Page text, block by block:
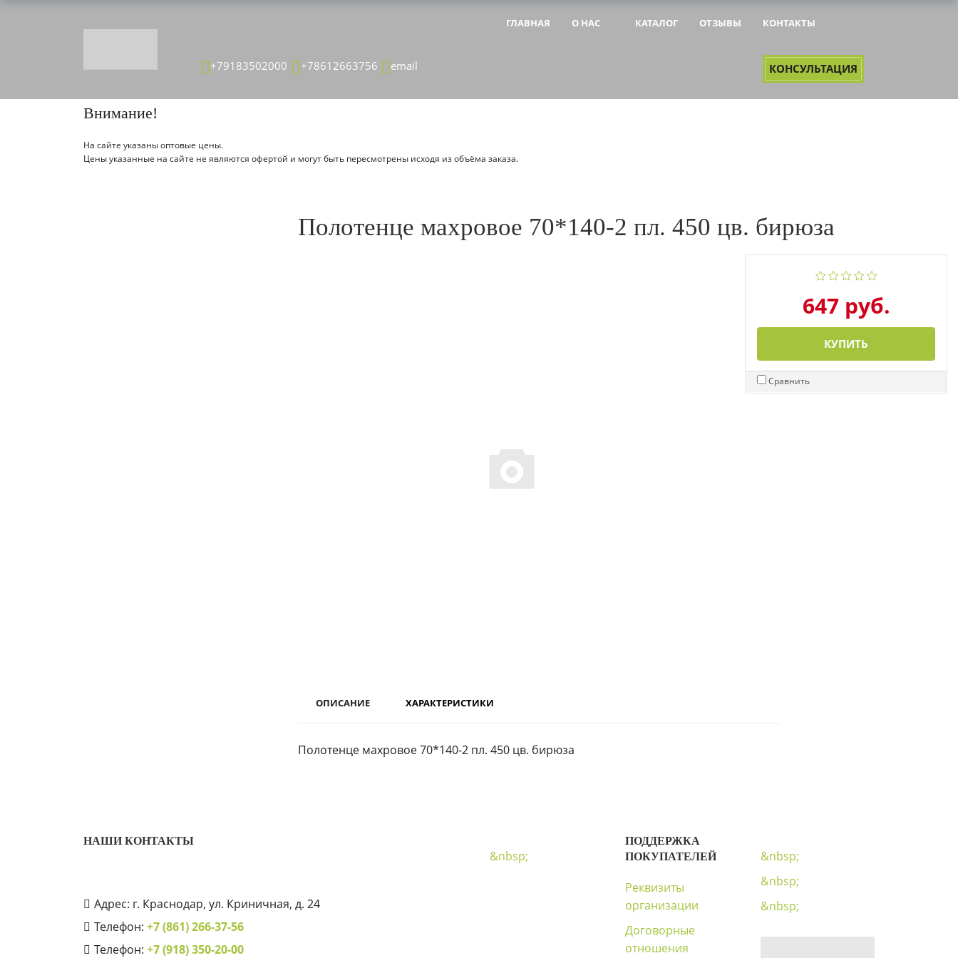
+79183502000 +78612663756 email
ГЛАВНАЯ О НАС КАТАЛОГ ОТЗЫВЫ КОНТАКТЫ
КОНСУЛЬТАЦИЯ
Внимание!
На сайте указаны оптовые цены.
Цены указанные на сайте не являются офертой и могут быть пересмотрены исходя из объёма заказа.
Полотенце махровое 70*140-2 пл. 450 цв. бирюза
647 руб.
КУПИТЬ
Сравнить
ОПИСАНИЕ ХАРАКТЕРИСТИКИ
Полотенце махровое 70*140-2 пл. 450 цв. бирюза
НАШИ КОНТАКТЫ
Адрес: г. Краснодар, ул. Криничная, д. 24
Телефон: +7 (861) 266-37-56
Телефон: +7 (918) 350-20-00
&nbsp;
ПОДДЕРЖКА
ПОКУПАТЕЛЕЙ
Реквизиты
организации
Договорные
отношения
&nbsp;
&nbsp;
&nbsp;